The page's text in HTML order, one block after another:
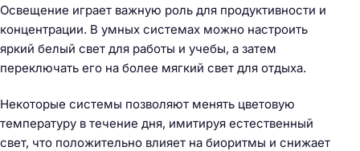
Освещение играет важную роль для продуктивности и
концентрации. В умных системах можно настроить
яркий белый свет для работы и учебы, а затем
переключать его на более мягкий свет для отдыха.
Некоторые системы позволяют менять цветовую
температуру в течение дня, имитируя естественный
свет, что положительно влияет на биоритмы и снижает